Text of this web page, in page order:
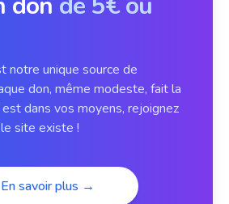
notre unique source de
don, même modeste, fait la
dans vos moyens, rejoignez
site existe !
En savoir plus →